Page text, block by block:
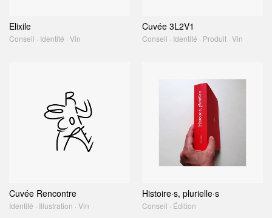
Elixile
Conseil · Identité · Vin
Cuvée 3L2V1
Conseil · Identité · Produit · Vin
Cuvée Rencontre
Identité · Illustration · Vin
Histoire·s, plurielle·s
Conseil · Édition